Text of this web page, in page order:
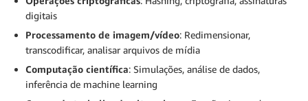
digitais
Processamento de imagem/vídeo: Redimensionar,
transcodificar, analisar arquivos de mídia
Computação científica: Simulações, análise de dados,
inferência de machine learning